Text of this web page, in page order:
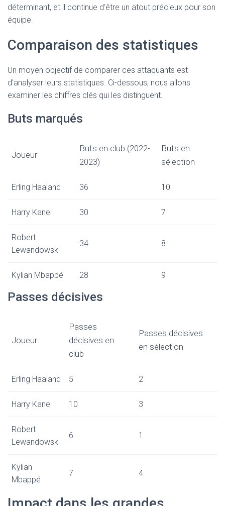
déterminant, et il continue d’être un atout précieux pour son
équipe.
Comparaison des statistiques
Un moyen objectif de comparer ces attaquants est
d’analyser leurs statistiques. Ci-dessous, nous allons
examiner les chiffres clés qui les distinguent.
Buts marqués
Joueur
Buts en club (2022-
2023)
Buts en
sélection
Erling Haaland 36 10
Harry Kane 30 7
Robert
Lewandowski
34 8
Kylian Mbappé 28 9
Passes décisives
Joueur
Passes
décisives en
club
Passes décisives
en sélection
Erling Haaland 5 2
Harry Kane 10 3
Robert
Lewandowski
6 1
Kylian
Mbappé
7 4